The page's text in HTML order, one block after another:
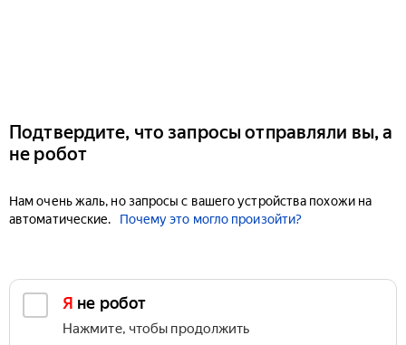
Подтвердите, что запросы отправляли вы, а
не робот
Нам очень жаль, но запросы с вашего устройства похожи на
автоматические.
Почему это могло произойти?
Я не робот
Нажмите, чтобы продолжить